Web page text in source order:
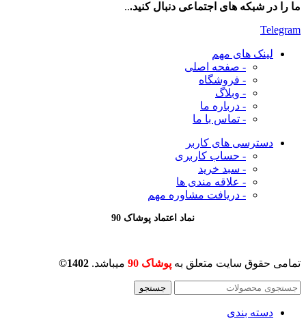
ما را در شبکه های اجتماعی دنبال کنید...
Telegram
لینک های مهم
- صفحه اصلی
- فروشگاه
- وبلاگ
- درباره ما
- تماس با ما
دسترسی های کاربر
- حساب کاربری
- سبد خرید
- علاقه مندی ها
- دریافت مشاوره مهم
نماد اعتماد پوشاک 90
تمامی حقوق سایت متعلق به پوشاک 90 میباشد. 1402©
جستجو
دسته بندی